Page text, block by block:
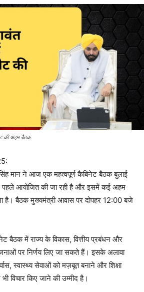
की अहम बैठक
मान ने आज एक महत्वपूर्ण कैबिनेट बैठक बुलाई
आयोजित की जा रही है और इसमें कई अहम
है। बैठक मुख्यमंत्री आवास पर दोपहर 12:00 बजे
बैठक में राज्य के विकास, वित्तीय प्रबंधन और
पर निर्णय लिए जा सकते हैं। इसके अलावा
स्वास्थ्य सेवाओं को मज़बूत बनाने और शिक्षा
विचार किए जाने की उम्मीद है।